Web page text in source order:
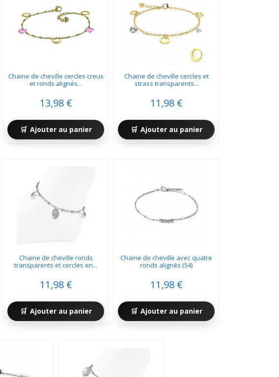
Chaine de cheville cercles creux
et ronds alignés...
13,98 €
Ajouter au panier
Chaine de cheville cercles et
strass transparents...
11,98 €
Ajouter au panier
Chaine de cheville ronds
transparents et cercles en...
11,98 €
Ajouter au panier
Chaine de cheville avec quatre
ronds alignés (54)
11,98 €
Ajouter au panier